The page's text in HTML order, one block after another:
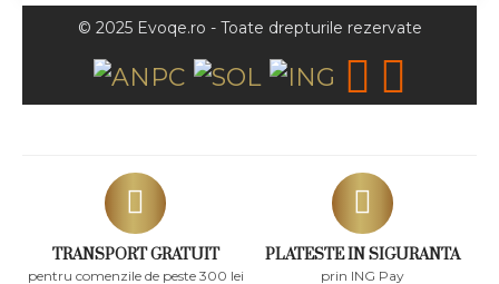
TRANSPORT GRATUIT
pentru comenzile de peste 300 lei
PLATESTE IN SIGURANTA
prin ING Pay
© 2025 Evoqe.ro - Toate drepturile rezervate